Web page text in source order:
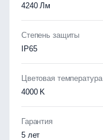
4240 Лм
Степень защиты
IP65
Цветовая температура
4000 K
Гарантия
5 лет